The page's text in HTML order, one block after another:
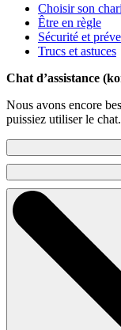
Choisir son
Être en règle
Sécurité et
Trucs et astuces
Chat d’assistance
Nous avons encore
puissiez utiliser le chat.